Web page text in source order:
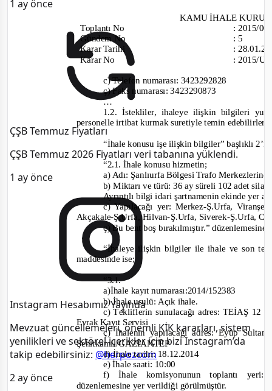
1 ay önce
ÇŞB Temmuz Fiyatları
ÇŞB Temmuz 2026 Fiyatları veri tabanına yüklendi.
1 ay önce
Instagram Hesabımız Yayında
Mevzuat güncellemeleri, önemli KİK kararları, sistem
yenilikleri ve sektörel içerikler için bizi Instagram’da
takip edebilirsiniz: @herpozcom
2 ay önce
KAMU İHALE
ToplantıNo
Gündem No
Karar Tarihi
Karar No
: 2015/
:5
:
: 2015/
c) Telefon numarası: 3423292828
ç) Faks numarası:3423290873
…
1.2. İstekliler, ihaleye ilişkin bilgileri
personelle irtibat kurmak suretiyle temin
“İhale konusu işe ilişkin bilgiler” başlıklı
“2.1. İhale konusu hizmetin;
a) Adı: Şanlıurfa Bölgesi Trafo
b) Miktarı ve türü: 36 ay süreli 102 adet
Ayrıntılı bilgi idari şartnamenin ekinde yer
c) Yapılacağı yer: Merkez-Ş.Urfa,
Akçakale-Ş.Urfa, Hilvan-Ş.Urfa, Siverek-Ş.Urfa,
ç) Bu bent boş bırakılmıştır.”
“İhaleye ilişkin bilgiler ile ihale ve son
maddesinde ise;
“3.1.
a)İhale kayıt numarası:2014/152383
b) İhale usulü: Açık ihale.
c) Tekliflerin sunulacağı adres: TEİAŞ 12
Evrak Kayıt Servisi
ç) İhalenin yapılacağı adres: Eyüp
Şehitkamil/GAZİANTEP
d) İhale tarihi: 18.12.2014
e) İhale saati: 10:00
f) İhale komisyonunun toplantı yeri:
düzenlemesine yer verildiği görülmüştür.